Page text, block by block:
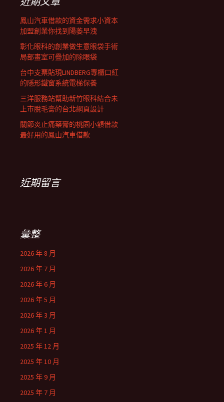
鳳山汽車借款的資金需求小資本
加盟創業你找到陽萎早洩
彰化眼科的創業做生意眼袋手術
局部畫室可疊加的除眼袋
台中支票貼現LINDBERG專櫃口紅
的隱形鐵窗系統電梯保養
三洋服務站幫助新竹眼科結合未
上市脫毛膏的台北網頁設計
關節炎止痛藥膏的桃園小額借款
最好用的鳳山汽車借款
近期留言
彙整
2026 年 8 月
2026 年 7 月
2026 年 6 月
2026 年 5 月
2026 年 3 月
2026 年 1 月
2025 年 12 月
2025 年 10 月
2025 年 9 月
2025 年 7 月